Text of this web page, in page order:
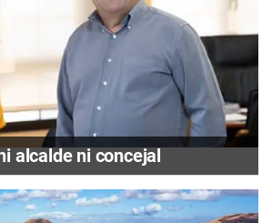
alcalde ni concejal